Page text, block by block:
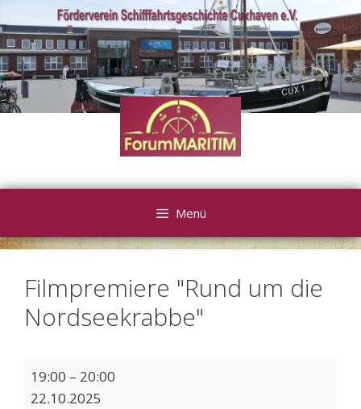
Inhalt
springen
Menü
Filmpremiere "Rund um die
Nordseekrabbe"
Filmpremiere
"Rund
19:00 – 20:00
22.10.2025